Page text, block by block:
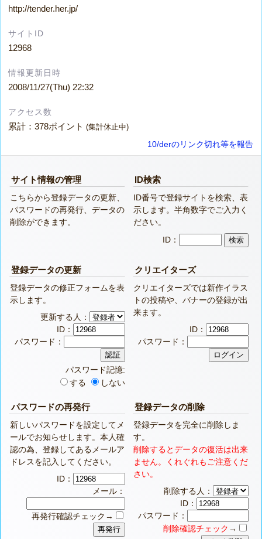
http://tender.her.jp/
サイトID
12968
情報更新日時
2008/11/27(Thu) 22:32
アクセス数
累計：378ポイント(集計休止中)
10/derのリンク切れ等を報告
サイト情報の管理
こちらから登録データの更新、
パスワードの再発行、データの
削除ができます。
ID検索
ID番号で登録サイトを検索、表
示します。半角数字でご入力く
ださい。
ID：
登録データの更新
登録データの修正フォームを表
示します。
更新する人：
ID：
パスワード：
パスワード記憶:
する
しない
クリエイターズ
クリエイターズでは新作イラス
トの投稿や、バナーの登録が出
来ます。
ID：
パスワード：
パスワードの再発行
新しいパスワードを設定してメ
ールでお知らせします。本人確
認の為、登録してあるメールア
ドレスを記入してください。
ID：
メール：
再発行確認チェック→
登録データの削除
登録データを完全に削除しま
す。
削除するとデータの復活は出来
ません。くれぐれもご注意くだ
さい。
削除する人：
ID：
パスワード：
削除確認チェック →